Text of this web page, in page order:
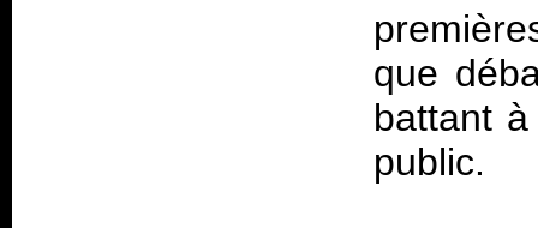
que
battant
public.